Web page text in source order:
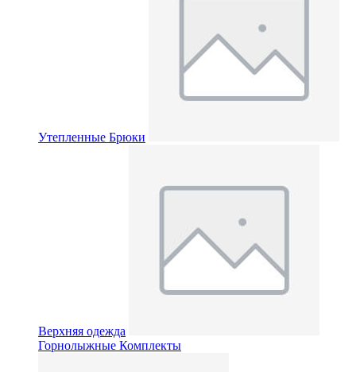
Утепленные Брюки
Верхняя одежда
Горнолыжные Комплекты